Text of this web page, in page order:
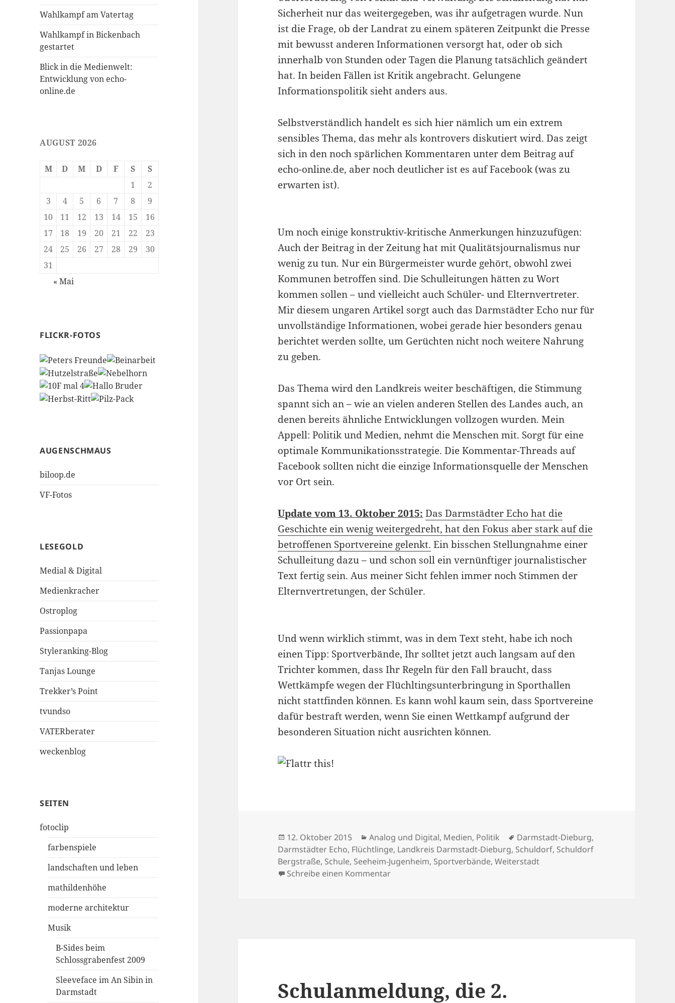
Wahlkampf am Vatertag
Wahlkampf in Bickenbach
gestartet
Blick in die Medienwelt:
Entwicklung von echo-
online.de
AUGUST 2026
M D M D F S
S
1
2
3
4 5 6 7 8
9
10
11 12 13 14 15
16
17
18 19 20 21 22
23
24
25 26 27 28 29
30
31
« Mai
FLICKR-FOTOS
AUGENSCHMAUS
biloop.de
VF-Fotos
LESEGOLD
Medial & Digital
Medienkracher
Ostroplog
Passionpapa
Styleranking-Blog
Tanjas Lounge
Trekker’s Point
tvundso
VATERberater
weckenblog
SEITEN
fotoclip
farbenspiele
landschaften und leben
mathildenhöhe
moderne architektur
Musik
B-Sides beim
Schlossgrabenfest 2009
Sleeveface im An Sibin in
Darmstadt
Sicherheit nur das weitergegeben, was ihr aufgetragen wurde. Nun
ist die Frage, ob der Landrat zu einem späteren Zeitpunkt die Presse
mit bewusst anderen Informationen versorgt hat, oder ob sich
innerhalb von Stunden oder Tagen die Planung tatsächlich geändert
hat. In beiden Fällen ist Kritik angebracht. Gelungene
Informationspolitik sieht anders aus.
Selbstverständlich handelt es sich hier nämlich um ein extrem
sensibles Thema, das mehr als kontrovers diskutiert wird. Das zeigt
sich in den noch spärlichen Kommentaren unter dem Beitrag auf
echo-online.de, aber noch deutlicher ist es auf Facebook (was zu
erwarten ist).
Um noch einige konstruktiv-kritische Anmerkungen hinzuzufügen:
Auch der Beitrag in der Zeitung hat mit Qualitätsjournalismus nur
wenig zu tun. Nur ein Bürgermeister wurde gehört, obwohl zwei
Kommunen betroffen sind. Die Schulleitungen hätten zu Wort
kommen sollen – und vielleicht auch Schüler- und Elternvertreter.
Mir diesem ungaren Artikel sorgt auch das Darmstädter Echo nur für
unvollständige Informationen, wobei gerade hier besonders genau
berichtet werden sollte, um Gerüchten nicht noch weitere Nahrung
zu geben.
Das Thema wird den Landkreis weiter beschäftigen, die Stimmung
spannt sich an – wie an vielen anderen Stellen des Landes auch, an
denen bereits ähnliche Entwicklungen vollzogen wurden. Mein
Appell: Politik und Medien, nehmt die Menschen mit. Sorgt für eine
optimale Kommunikationsstrategie. Die Kommentar-Threads auf
Facebook sollten nicht die einzige Informationsquelle der Menschen
vor Ort sein.
Update vom 13. Oktober 2015: Das Darmstädter Echo hat die
Geschichte ein wenig weitergedreht, hat den Fokus aber stark auf die
betroffenen Sportvereine gelenkt. Ein bisschen Stellungnahme einer
Schulleitung dazu – und schon soll ein vernünftiger journalistischer
Text fertig sein. Aus meiner Sicht fehlen immer noch Stimmen der
Elternvertretungen, der Schüler.
Und wenn wirklich stimmt, was in dem Text steht, habe ich noch
einen Tipp: Sportverbände, Ihr solltet jetzt auch langsam auf den
Trichter kommen, dass Ihr Regeln für den Fall braucht, dass
Wettkämpfe wegen der Flüchltingsunterbringung in Sporthallen
nicht stattfinden können. Es kann wohl kaum sein, dass Sportvereine
dafür bestraft werden, wenn Sie einen Wettkampf aufgrund der
besonderen Situation nicht ausrichten können.
Veröffentlicht
am
12. Oktober 2015 Kategorien
Analog und Digital, Medien, Politik Schlagwörter
Darmstadt-Dieburg,
Darmstädter Echo, Flüchtlinge, Landkreis Darmstadt-Dieburg, Schuldorf, Schuldorf
Bergstraße, Schule, Seeheim-Jugenheim, Sportverbände,Weiterstadt
Schreibe einen Kommentarzu Wenn die Schulturnhalle zur Aufnahmestelle für Flüchtlinge wird
Schulanmeldung, die 2.